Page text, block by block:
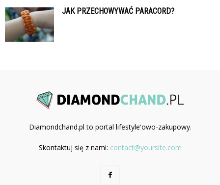
JAK PRZECHOWYWAĆ PARACORD?
Diamondchand.pl to portal lifestyle'owo-zakupowy.
Skontaktuj się z nami: contact@yoursite.com